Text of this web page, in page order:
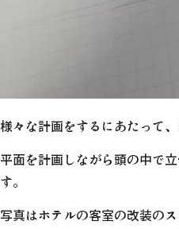
様々な計画をするにあたって
平面を計画しながら頭の中で
す。
写真はホテルの客室の改装の